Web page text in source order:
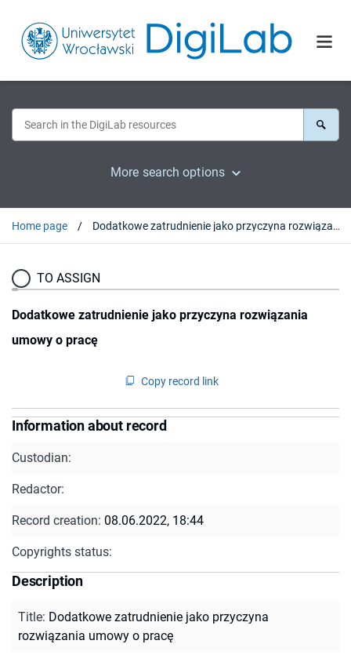
More search options
Home page Dodatkowe zatrudnienie jako przyczyna rozwiązania umowy o pracę
TO ASSIGN
Dodatkowe zatrudnienie jako przyczyna rozwiązania
umowy o pracę
Copy record link
Information about record
Custodian:
Redactor:
Record creation: 08.06.2022, 18:44
Copyrights status:
Description
Title: Dodatkowe zatrudnienie jako przyczyna
rozwiązania umowy o pracę